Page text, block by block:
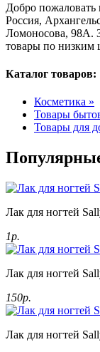
Добро пожаловать
Россия,
Ломоносова, 98А.
товары по низким
Каталог товаров:
Косметика »
Товары
Товары для
Лак для ногтей
1р.
Лак для ногтей
150р.
Лак для ногтей